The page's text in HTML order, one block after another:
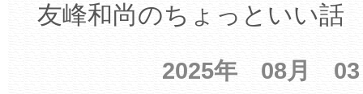
友峰和尚のちょっといい話
2025年 08月